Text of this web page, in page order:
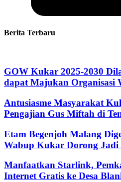
Berita Terbaru
GOW Kukar 2025-2030
dapat Majukan Organisasi
Antusiasme Masyarakat
Pengajian Gus Miftah di
Etam Begenjoh Malang
Wabup Kukar Dorong Jadi
Manfaatkan Starlink,
Internet Gratis ke Desa